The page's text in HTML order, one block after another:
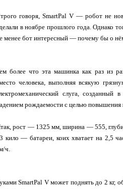
говоря, SmartPal V — робот не
в ноябре прошлого года. Однако
менее бот интересный — почему бы о нём
более что эта машинка как раз из
человека, выполняя всякую
слуга, созданный
рождаемости с целью повышения
рост — 1325 мм, ширина — 555,
кило — батареи, коих хватает на 2,5
ч.
SmartPal V может поднять до 2 кг,